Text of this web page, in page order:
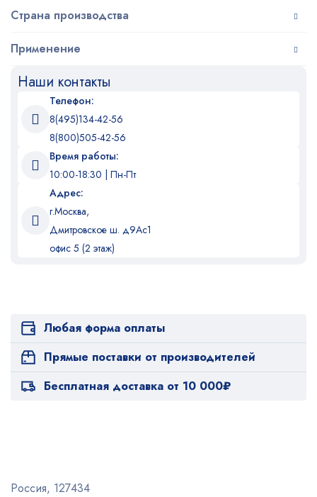
Страна производства
Применение
Наши контакты
Телефон:
8(495)134-42-56
8(800)505-42-56
Время работы:
10:00-18:30 | Пн-Пт
Адрес:
г.Москва,
Дмитровское ш. д9Ас1
офис 5 (2 этаж)
Любая форма оплаты
Прямые поставки от производителей
Бесплатная доставка от 10 000₽
Россия, 127434